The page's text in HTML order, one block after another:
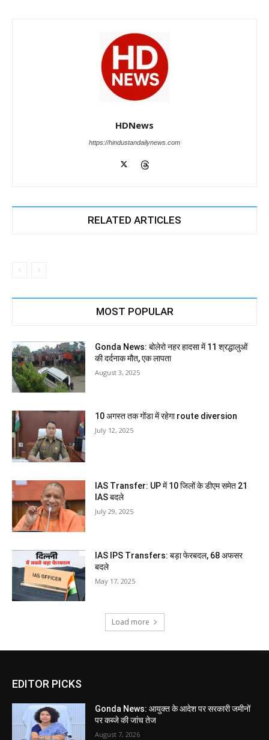
HDNews
https://hindustandailynews.com
RELATED ARTICLES
MOST POPULAR
Gonda News: बोलेरो नहर हादसा में 11 श्रद्धालुओं
की दर्दनाक मौत, एक लापता
August 3, 2025
10 अगस्त तक गोंडा में रहेगा route diversion
July 12, 2025
IAS Transfer: UP में 10 जिलों के डीएम समेत 21
IAS बदले
July 29, 2025
IAS IPS Transfers: बड़ा फेरबदल, 68 अफसर
बदले
May 17, 2025
Load more
EDITOR PICKS
Gonda News: आयुक्त के आदेश पर सरकारी जमीनों
पर कब्जे की जांच तेज
August 7, 2026